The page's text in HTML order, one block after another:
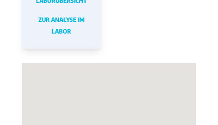
ZUR ANALYSE IM
LABOR